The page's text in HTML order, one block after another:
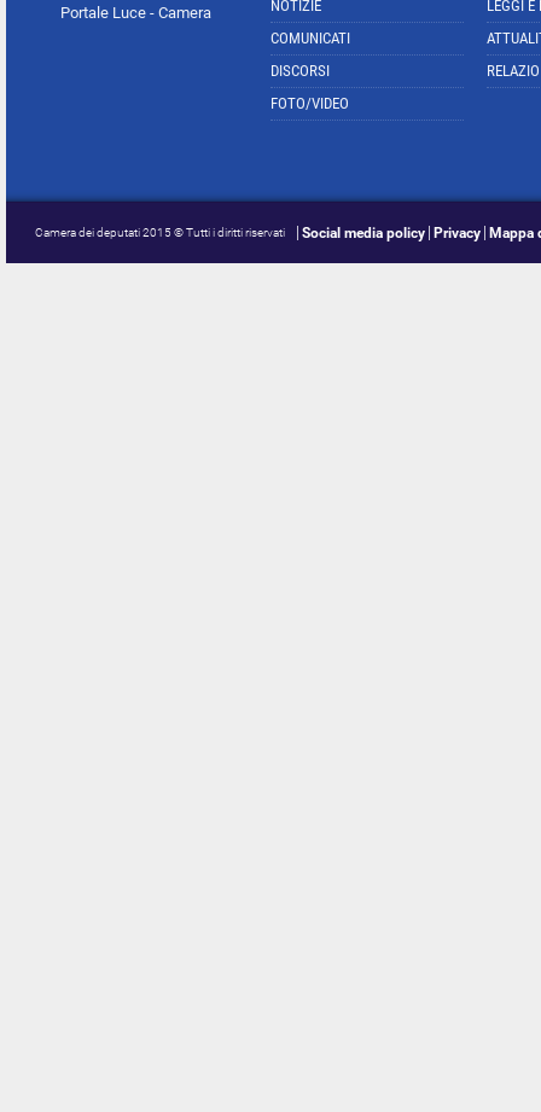
Portale Luce - Camera
NOTIZIE
COMUNICATI
DISCORSI
FOTO/VIDEO
LEGGI E
Camera dei deputati 2015 © Tutti i diritti riservati Social media policy Privacy Mappa